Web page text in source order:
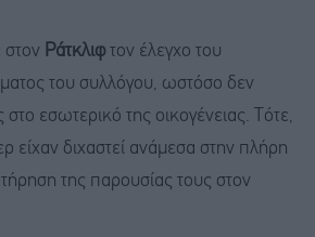
Ράτκλιφ τον έλεγχο του
του συλλόγου, ωστόσο δεν
στο εσωτερικό της οικογένειας. Τότε,
είχαν διχαστεί ανάμεσα στην πλήρη
της παρουσίας τους στον